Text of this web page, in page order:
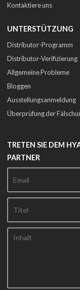
Kontaktiere uns
UNTERSTÜTZUNG
Distributor-Programm
Distributor-Verifizierung
Allgemeine Probleme
Bloggen
Ausstellungsanmeldung
Überprüfung der
TRETEN SIE DEM
PARTNER